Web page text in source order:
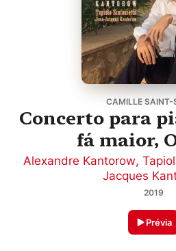
CAMILLE SAINT-
Concerto para
fá maior,
Alexandre Kantorow,
Jacques
2019
Prévia